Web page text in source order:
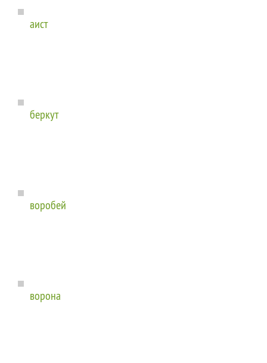
аист
беркут
воробей
ворона